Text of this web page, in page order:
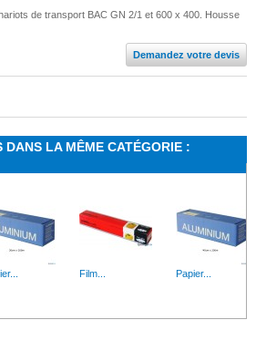
de transport BAC GN 2/1 et 600 x 400. Housse
Demandez votre devis
DANS LA MÊME CATÉGORIE :
Film... Papier...